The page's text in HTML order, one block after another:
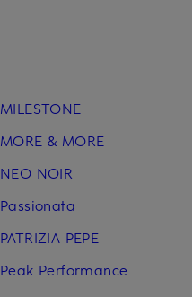
MILESTONE
MORE & MORE
NEO NOIR
Passionata
PATRIZIA PEPE
Peak Performance